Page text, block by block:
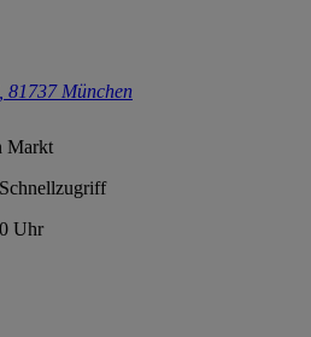
81737 München
Markt
Uhr